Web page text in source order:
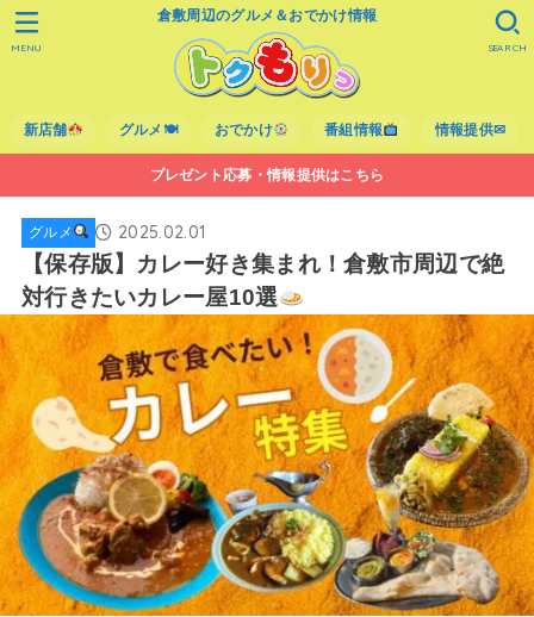
倉敷周辺のグルメ＆おでかけ情報
新店舗 グルメ🍽 おでかけ 番組情報 情報提供✉
SEARCH
MENU
プレゼント応募・情報提供はこちら
グルメ 2025.02.01
【保存版】カレー好き集まれ！倉敷市周辺で絶
対行きたいカレー屋10選